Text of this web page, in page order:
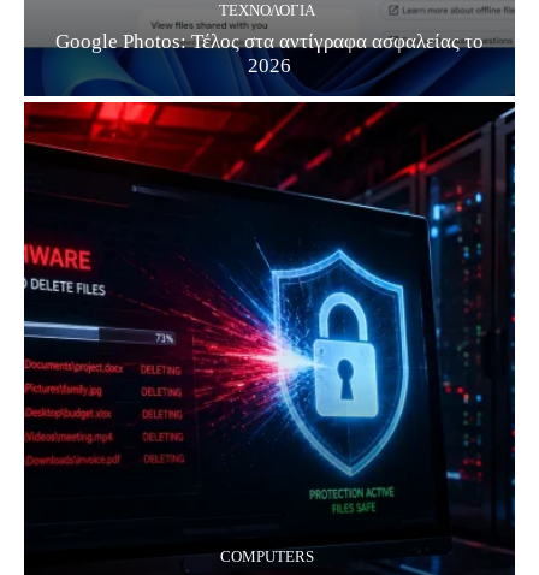
ΤΕΧΝΟΛΟΓΊΑ
Google Photos: Τέλος στα αντίγραφα ασφαλείας το
2026
COMPUTERS